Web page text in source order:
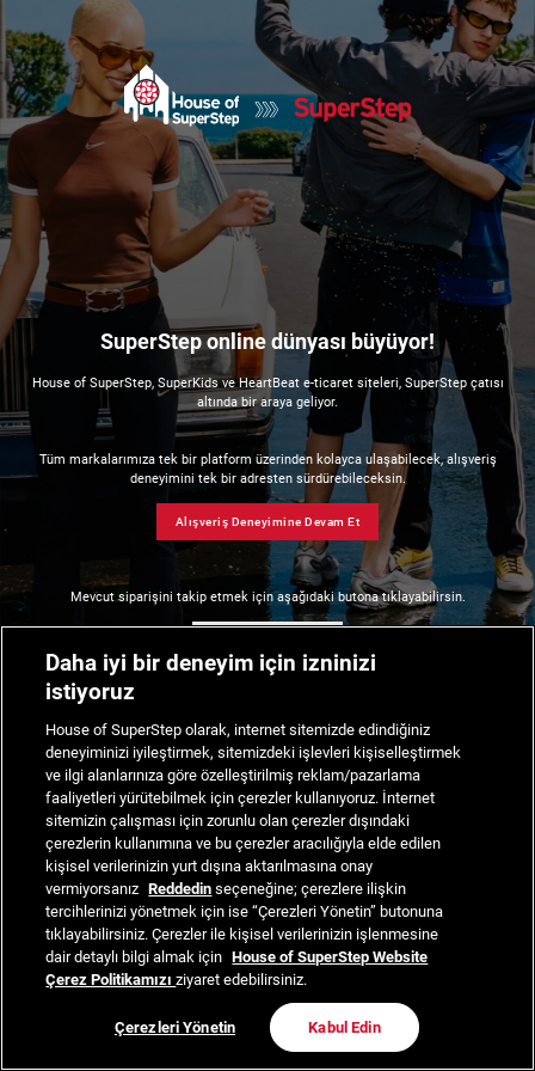
SuperStep online dünyası büyüyor!
House of SuperStep, SuperKids ve HeartBeat e-ticaret siteleri, SuperStep çatısı
altında bir araya geliyor.
Tüm markalarımıza tek bir platform üzerinden kolayca ulaşabilecek, alışveriş
deneyimini tek bir adresten sürdürebileceksin.
Alışveriş Deneyimine Devam Et
Mevcut siparişini takip etmek için aşağıdaki butona tıklayabilirsin.
Daha iyi bir deneyim için izninizi
istiyoruz
House of SuperStep olarak, internet sitemizde edindiğiniz
deneyiminizi iyileştirmek, sitemizdeki işlevleri kişiselleştirmek
ve ilgi alanlarınıza göre özelleştirilmiş reklam/pazarlama
faaliyetleri yürütebilmek için çerezler kullanıyoruz. İnternet
sitemizin çalışması için zorunlu olan çerezler dışındaki
çerezlerin kullanımına ve bu çerezler aracılığıyla elde edilen
kişisel verilerinizin yurt dışına aktarılmasına onay
vermiyorsanız Reddedin seçeneğine; çerezlere ilişkin
tercihlerinizi yönetmek için ise “Çerezleri Yönetin” butonuna
tıklayabilirsiniz. Çerezler ile kişisel verilerinizin işlenmesine
dair detaylı bilgi almak için House of SuperStep Website
Çerez Politikamızıziyaret edebilirsiniz.
Çerezleri Yönetin Kabul Edin